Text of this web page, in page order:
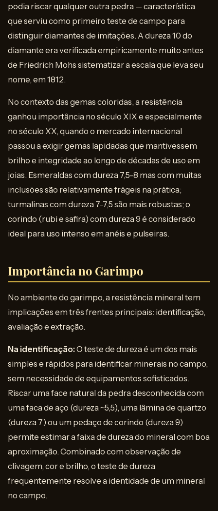
podia riscar qualquer outra pedra — característica
que serviu como primeiro teste de campo para
distinguir diamantes de imitações. A dureza 10 do
diamante era verificada empiricamente muito antes
de Friedrich Mohs sistematizar a escala que leva seu
nome, em 1812.
No contexto das gemas coloridas, a resistência
ganhou importância no século XIX e especialmente
no século XX, quando o mercado internacional
passou a exigir gemas lapidadas que mantivessem
brilho e integridade ao longo de décadas de uso em
joias. Esmeraldas com dureza 7,5–8 mas com muitas
inclusões são relativamente frágeis na prática;
turmalinas com dureza 7–7,5 são mais robustas; o
corindo (rubi e safira) com dureza 9 é considerado
ideal para uso intenso em anéis e pulseiras.
Importância no Garimpo
No ambiente do garimpo, a resistência mineral tem
implicações em três frentes principais: identificação,
avaliação e extração.
Na identificação:O teste de dureza é um dos mais
simples e rápidos para identificar minerais no campo,
sem necessidade de equipamentos sofisticados.
Riscar uma face natural da pedra desconhecida com
uma faca de aço (dureza ~5,5), uma lâmina de quartzo
(dureza 7) ou um pedaço de corindo (dureza 9)
permite estimar a faixa de dureza do mineral com boa
aproximação. Combinado com observação de
clivagem, cor e brilho, o teste de dureza
frequentemente resolve a identidade de um mineral
no campo.